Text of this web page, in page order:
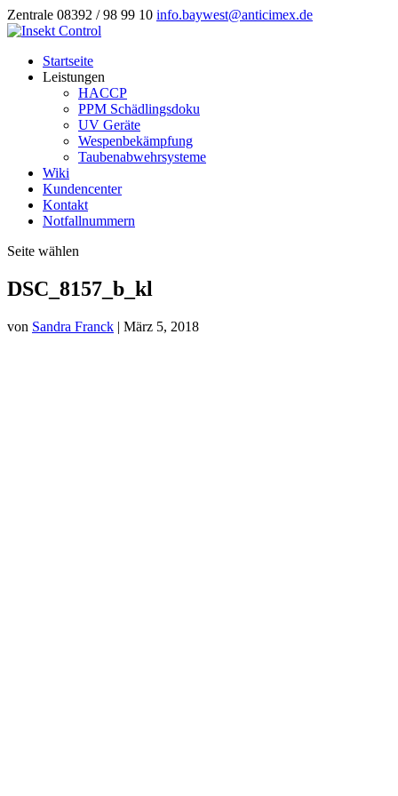
Zentrale 08392 / 98 99 10 info.baywest@anticimex.de
Startseite
Leistungen
HACCP
PPM Schädlingsdoku
UV Geräte
Wespenbekämpfung
Taubenabwehrsysteme
Wiki
Kundencenter
Kontakt
Notfallnummern
Seite wählen
DSC_8157_b_kl
von Sandra Franck | März 5, 2018